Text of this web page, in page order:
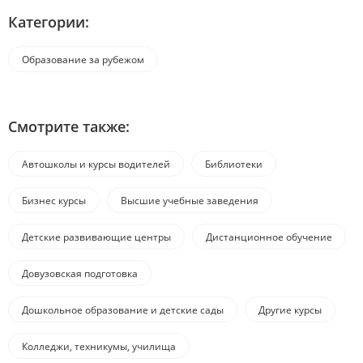
Категории:
Образование за рубежом
Смотрите также:
Автошколы и курсы водителей Библиотеки
Бизнес курсы Высшие учебные заведения
Детские развивающие центры Дистанционное обучение
Довузовская подготовка
Дошкольное образование и детские сады Другие курсы
Колледжи, техникумы, училища